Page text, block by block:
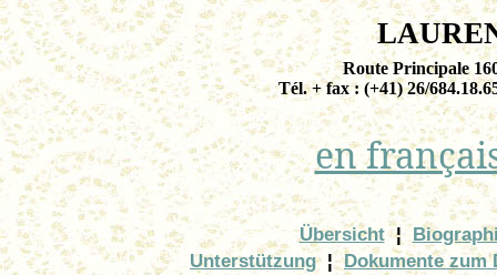
Route Principale
Tél. + fax : (+41) 26/
en
Übersicht ¦
Unterstützung ¦ Dokumente zum